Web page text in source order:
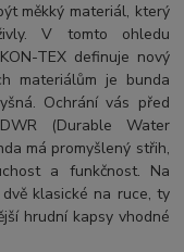
měkký materiál, který
V tomto ohledu
TEX definuje nový
materiálům je bunda
Ochrání vás před
(Durable Water
má promyšlený střih,
a funkčnost. Na
klasické na ruce, ty
hrudní kapsy vhodné